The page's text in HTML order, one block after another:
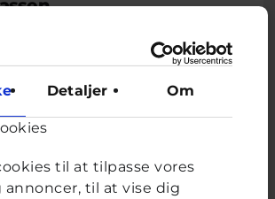
Detaljer Om
til at tilpasse vores
annoncer, til at vise dig
grænseoverskridende indhold online?